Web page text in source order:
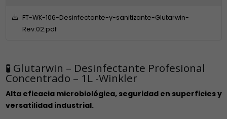
FT-WK-106-Desinfectante-y-sanitizante-Glutarwin-
Rev.02.pdf
🧪 Glutarwin – Desinfectante Profesional
Concentrado – 1L -Winkler
Alta eficacia microbiológica, seguridad en superficies y
versatilidad industrial.